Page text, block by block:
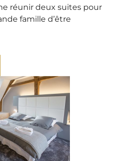
réunir deux suites pour
famille d’être